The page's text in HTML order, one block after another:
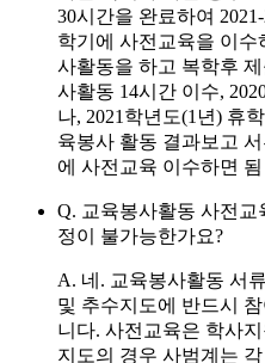
30시간을 완료하여
학기에 사전교육을 이수
사활동을 하고 복학후
사활동 14시간 이수,
나, 2021학년도(1년) 휴
육봉사 활동 결과보고
에 사전교육 이수하면 됨
Q. 교육봉사활동 사전교
정이 불가능한가요?
A. 네. 교육봉사활동 서
및 추수지도에 반드시
니다. 사전교육은 학사
지도의 경우 사범계는